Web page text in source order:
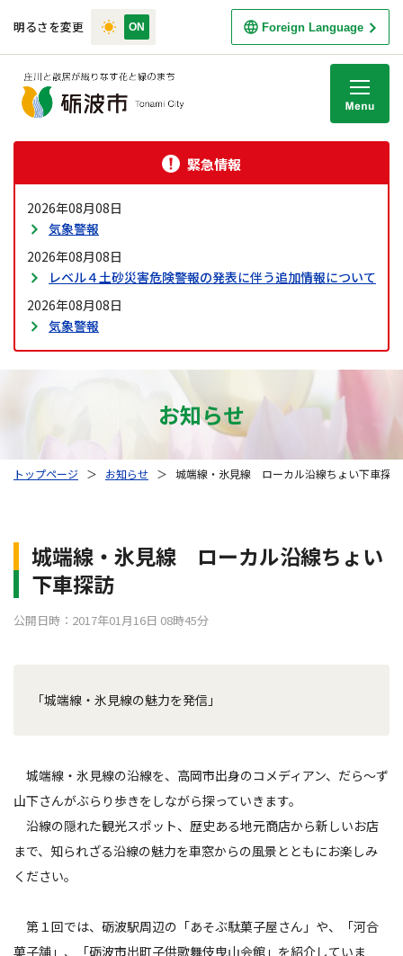
明るさを変更 Foreign Language
緊急情報
2026年08月08日
気象警報
2026年08月08日
レベル４土砂災害危険警報の発表に伴う追加情報について
2026年08月08日
気象警報
お知らせ
トップページ ＞ お知らせ ＞ 城端線・氷見線 ローカル沿線ちょい下車探訪
城端線・氷見線 ローカル沿線ちょい
下車探訪
公開日時：2017年01月16日 08時45分
「城端線・氷見線の魅力を発信」
城端線・氷見線の沿線を、高岡市出身のコメディアン、だら～ず
山下さんがぶらり歩きをしながら探っていきます。
沿線の隠れた観光スポット、歴史ある地元商店から新しいお店
まで、知られざる沿線の魅力を車窓からの風景とともにお楽しみ
ください。
第１回では、砺波駅周辺の「あそぶ駄菓子屋さん」や、「河合
菓子舗」、「砺波市出町子供歌舞伎曳山会館」を紹介していま